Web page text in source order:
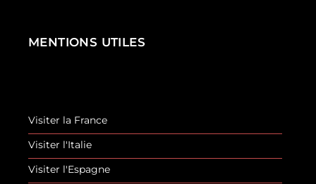
MENTIONS UTILES
Visiter la France
Visiter l'Italie
Visiter l'Espagne